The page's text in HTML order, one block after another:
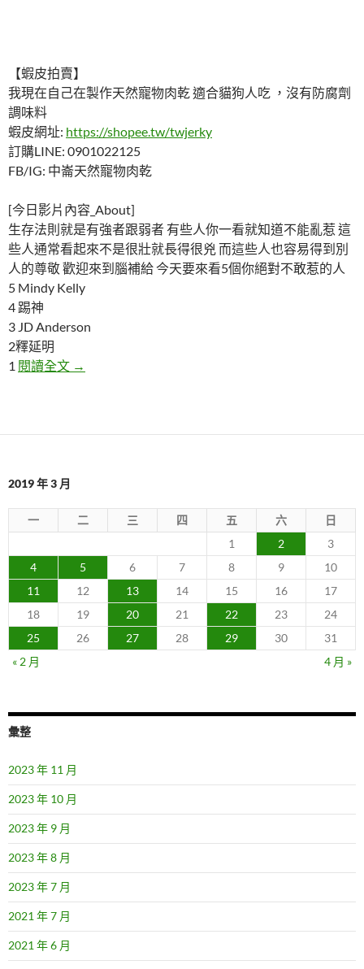
【蝦皮拍賣】
我現在自己在製作天然寵物肉乾 適合貓狗人吃 ，沒有防腐劑
調味料
蝦皮網址: https://shopee.tw/twjerky
訂購LINE: 0901022125
FB/IG: 中崙天然寵物肉乾
[今日影片內容_About]
生存法則就是有強者跟弱者 有些人你一看就知道不能亂惹 這
些人通常看起來不是很壯就長得很兇 而這些人也容易得到別
人的尊敬 歡迎來到腦補給 今天要來看5個你絕對不敢惹的人
5 Mindy Kelly
4 踢神
3 JD Anderson
2釋延明
1 閱讀全文 5個你絕對不敢惹的人
→
2019 年 3 月
一 二 三 四 五 六
日
1
2
3
4
5 6 7 8 9
10
11
12 13 14 15 16
17
18
19 20 21 22 23
24
25
26 27 28 29 30
31
« 2 月
4 月 »
彙整
2023 年 11 月
2023 年 10 月
2023 年 9 月
2023 年 8 月
2023 年 7 月
2021 年 7 月
2021 年 6 月